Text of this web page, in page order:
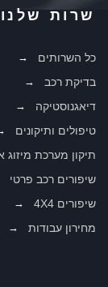
שרות שלנו
כל השרותים
בדיקת רכב
דיאגנוסטיקה
טיפולים ותיקונים
תיקון מערכת מיזוג
שיפורים רכב פרטי
שיפורים 4X4
מחירון עבודות